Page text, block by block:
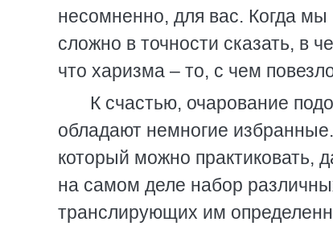
несомненно, для вас. Когда
сложно в точности сказать, в
что харизма – то, с чем
К счастью, очарование
обладают немногие
который можно практиковать,
на самом деле набор
транслирующих им